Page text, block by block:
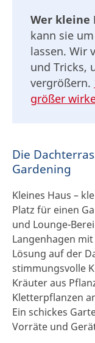
Wer kleine
kann sie
lassen. Wir
und Tricks,
vergrößern.
größer
Die
Gardening
Kleines Haus –
Platz für einen
und Lounge-
Langenhagen
Lösung auf der
stimmungsvolle
Kräuter aus
Kletterpflanzen
Ein schickes
Vorräte und